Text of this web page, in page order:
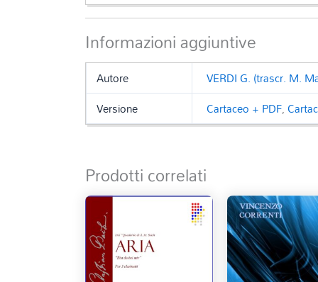
Informazioni aggiuntive
Autore
VERDI G. (trascr. M.
Versione
Cartaceo + PDF,
Prodotti correlati